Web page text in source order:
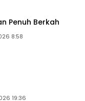
Penuh Berkah
8:58
19:36